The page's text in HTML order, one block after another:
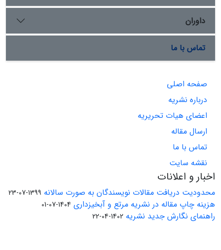
داوران
تماس با ما
صفحه اصلی
درباره نشریه
اعضای هیات تحریریه
ارسال مقاله
تماس با ما
نقشه سایت
اخبار و اعلانات
محدودیت دریافت مقالات نویسندگان به صورت سالانه 1399-07-23
هزینه چاپ مقاله در نشریه مرتع و آبخیزداری 1404-07-01
راهنمای نگارش جدید نشریه 1402-04-22